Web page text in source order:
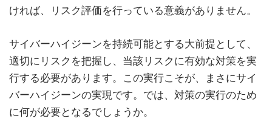
ければ、リスク評価を行っている意義がありません。
サイバーハイジーンを持続可能とする大前提として、
適切にリスクを把握し、当該リスクに有効な対策を実
行する必要があります。この実行こそが、まさにサイ
バーハイジーンの実現です。では、対策の実行のため
に何が必要となるでしょうか。